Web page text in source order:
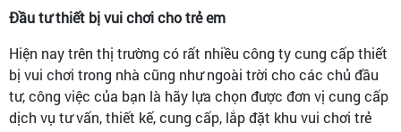
Đầu tư thiết bị vui chơi cho trẻ em
Hiện nay trên thị trường có rất nhiều công ty cung cấp thiết
bị vui chơi trong nhà cũng như ngoài trời cho các chủ đầu
tư, công việc của bạn là hãy lựa chọn được đơn vị cung cấp
dịch vụ tư vấn, thiết kế, cung cấp, lắp đặt khu vui chơi trẻ